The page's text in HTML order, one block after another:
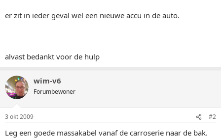
er zit in ieder geval wel een nieuwe accu in de auto.
alvast bedankt voor de hulp
wim-v6
Forumbewoner
3 okt 2009 #2
Leg een goede massakabel vanaf de carroserie naar de bak.